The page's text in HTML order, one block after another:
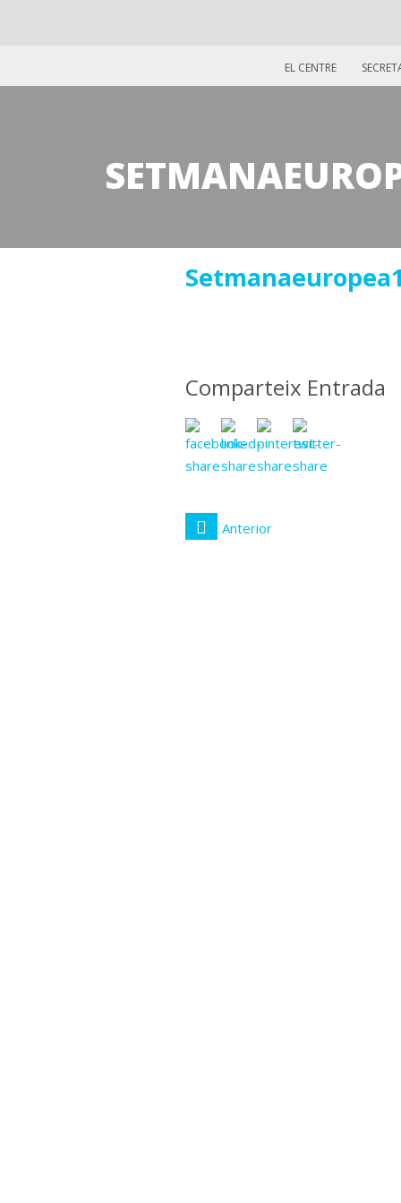
EL CENTRE
Setmanaeuropea1
Comparteix Entrada
Anterior